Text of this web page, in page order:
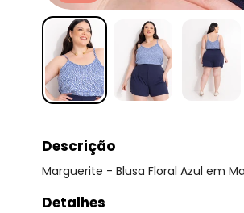
Descrição
Marguerite - Blusa Floral Azul em
Detalhes